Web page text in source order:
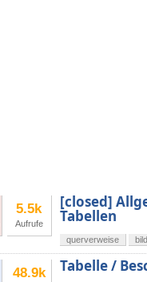
5.5k
Aufrufe
[closed]
Tabellen
querverweise
48.9k Tabelle /